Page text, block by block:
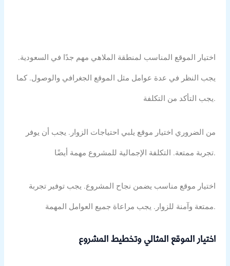
اختيار الموقع المناسب لمنطقة الملاهي مهم جدًا في السعودية.
يجب النظر في عدة عوامل مثل الموقع الجغرافي والوصول. كما
يجب التأكد من التكلفة.
من الضروري اختيار موقع يلبي احتياجات الزوار. يجب أن يوفر
تجربة ممتعة. التكلفة الإجمالية للمشروع مهمة أيضًا.
اختيار موقع مناسب يضمن نجاح المشروع. يجب توفير تجربة
ممتعة وآمنة للزوار. يجب مراعاة جميع العوامل المهمة.
اختيار الموقع المثالي وتخطيط المشروع